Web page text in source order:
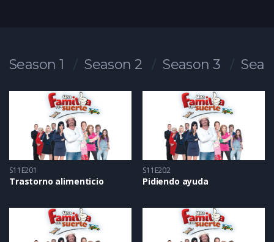
Season 1 Season 2 Season 3
S11E201
Trastorno alimenticio
S11E202
Pidiendo ayuda